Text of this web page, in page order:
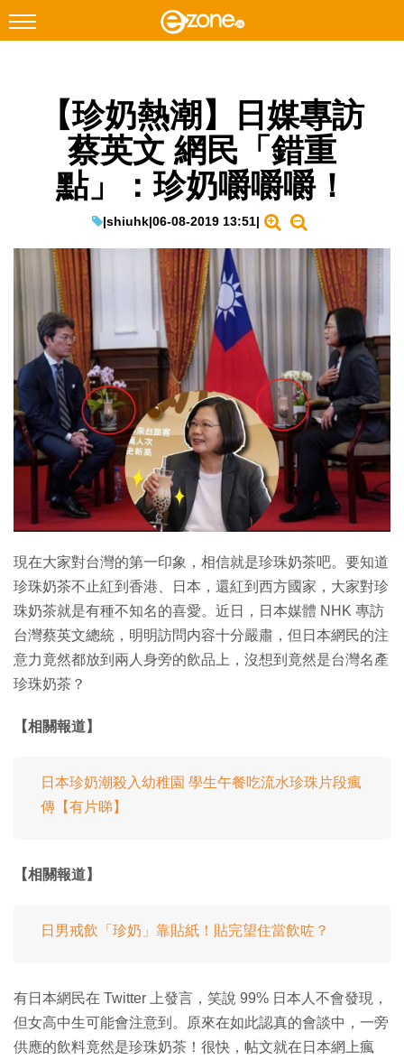
Facebook Instagram
網絡生活
教學評測
EduTech
IT Times
生成式AI與雲端應用
Enterprise Digital Transformation
特集
【珍奶熱潮】日媒專訪
蔡英文 網民「錯重
點」：珍奶嚼嚼嚼！
|shiuhk|06-08-2019 13:51|
現在大家對台灣的第一印象，相信就是珍珠奶茶吧。要知道
珍珠奶茶不止紅到香港、日本，還紅到西方國家，大家對珍
珠奶茶就是有種不知名的喜愛。近日，日本媒體 NHK 專訪
台灣蔡英文總統，明明訪問内容十分嚴肅，但日本網民的注
意力竟然都放到兩人身旁的飲品上，沒想到竟然是台灣名產
珍珠奶茶？
【相關報道】
日本珍奶潮殺入幼稚園 學生午餐吃流水珍珠片段瘋
傳【有片睇】
【相關報道】
日男戒飲「珍奶」靠貼紙！貼完望住當飲咗？
有日本網民在 Twitter 上發言，笑說 99% 日本人不會發現，
但女高中生可能會注意到。原來在如此認真的會談中，一旁
供應的飲料竟然是珍珠奶茶！很快，帖文就在日本網上瘋